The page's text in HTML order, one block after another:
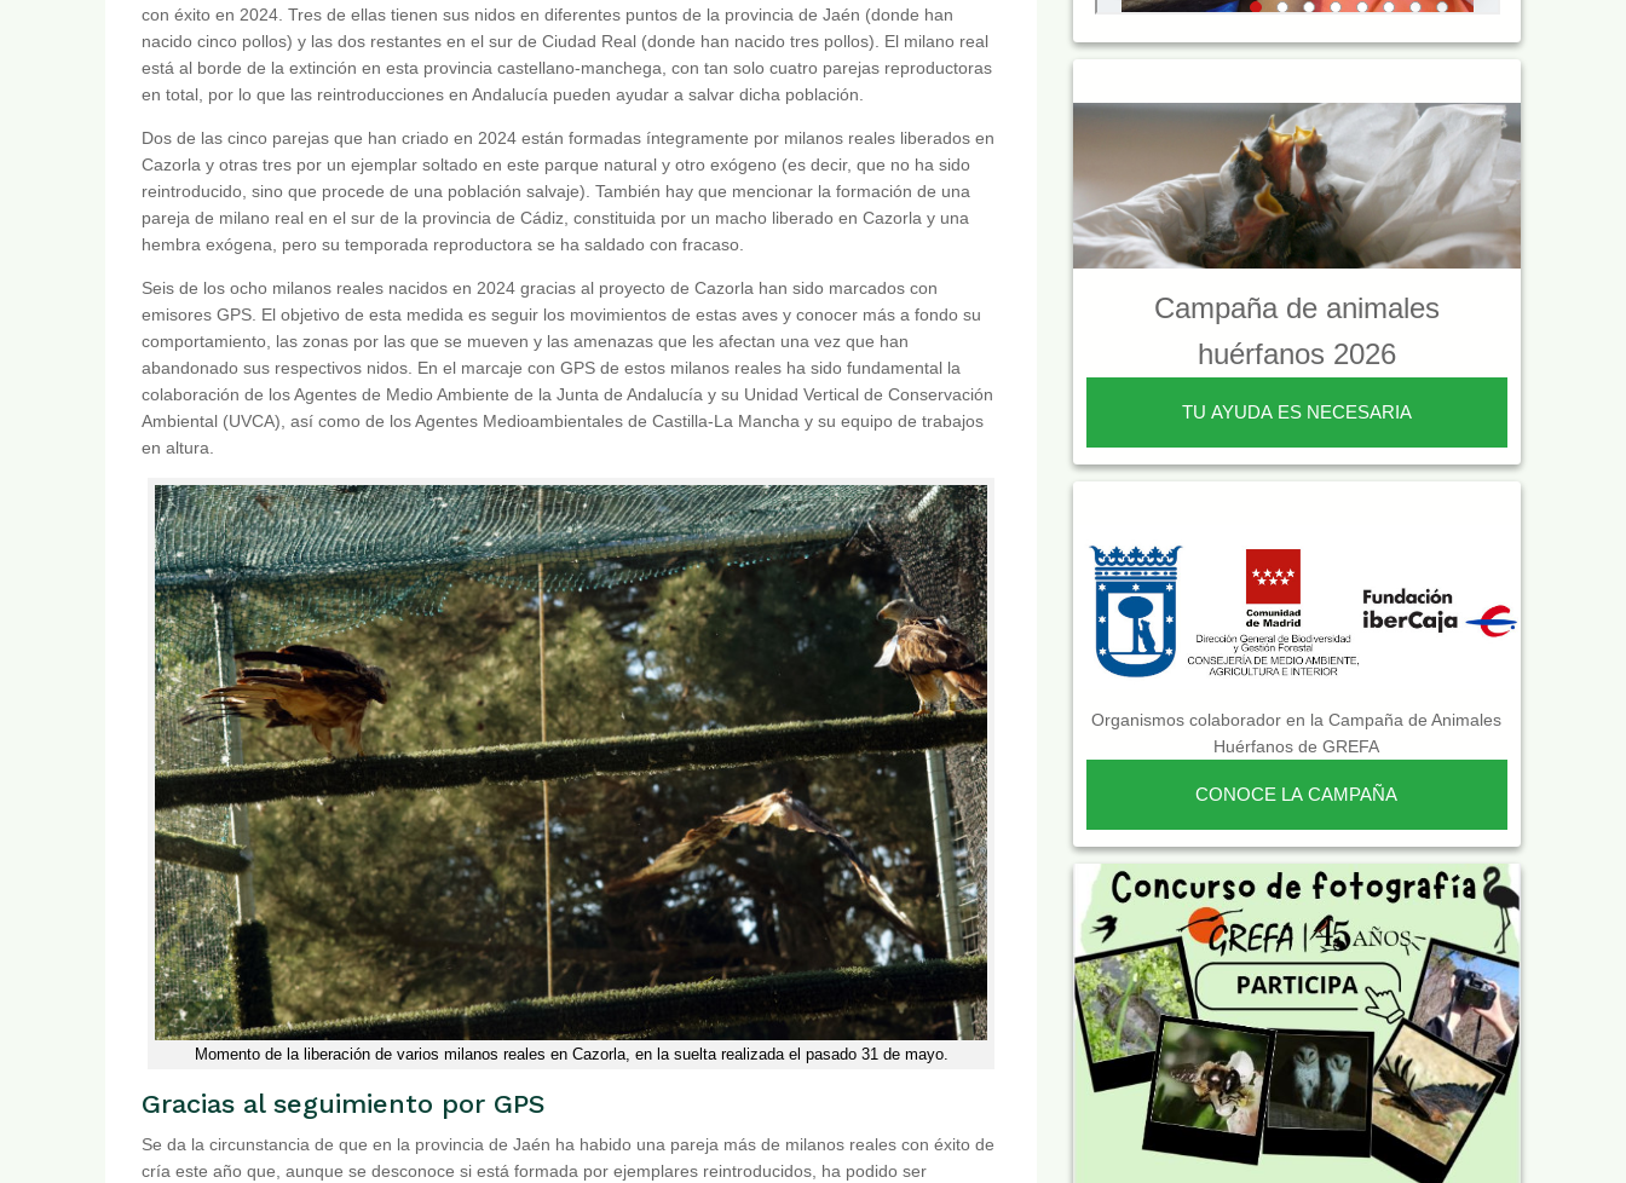
con éxito en 2024. Tres de ellas tienen sus nidos en diferentes puntos de la provincia de Jaén (donde han
nacido cinco pollos) y las dos restantes en el sur de Ciudad Real (donde han nacido tres pollos). El milano real
está al borde de la extinción en esta provincia castellano-manchega, con tan solo cuatro parejas reproductoras
en total, por lo que las reintroducciones en Andalucía pueden ayudar a salvar dicha población.
Dos de las cinco parejas que han criado en 2024 están formadas íntegramente por milanos reales liberados en
Cazorla y otras tres por un ejemplar soltado en este parque natural y otro exógeno (es decir, que no ha sido
reintroducido, sino que procede de una población salvaje). También hay que mencionar la formación de una
pareja de milano real en el sur de la provincia de Cádiz, constituida por un macho liberado en Cazorla y una
hembra exógena, pero su temporada reproductora se ha saldado con fracaso.
Seis de los ocho milanos reales nacidos en 2024 gracias al proyecto de Cazorla han sido marcados con
emisores GPS. El objetivo de esta medida es seguir los movimientos de estas aves y conocer más a fondo su
comportamiento, las zonas por las que se mueven y las amenazas que les afectan una vez que han
abandonado sus respectivos nidos. En el marcaje con GPS de estos milanos reales ha sido fundamental la
colaboración de los Agentes de Medio Ambiente de la Junta de Andalucía y su Unidad Vertical de Conservación
Ambiental (UVCA), así como de los Agentes Medioambientales de Castilla-La Mancha y su equipo de trabajos
en altura.
Momento de la liberación de varios milanos reales en Cazorla, en la suelta realizada el pasado 31 de mayo.
Gracias al seguimiento por GPS
Se da la circunstancia de que en la provincia de Jaén ha habido una pareja más de milanos reales con éxito de
cría este año que, aunque se desconoce si está formada por ejemplares reintroducidos, ha podido ser
Campaña de animales
huérfanos 2026
TU AYUDA ES NECESARIA
Organismos colaborador en la Campaña de Animales
Huérfanos de GREFA
CONOCE LA CAMPAÑA